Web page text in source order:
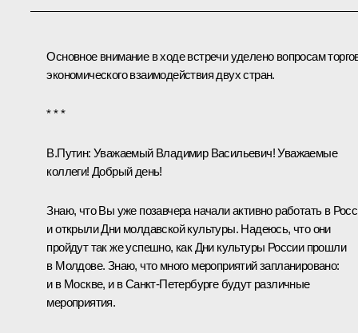
Основное внимание в ходе встречи уделено вопросам
экономического взаимодействия двух стран.
* * *
В.Путин: Уважаемый Владимир Васильевич! Уважаемые
коллеги! Добрый день!
Знаю, что Вы уже позавчера начали активно работать в
и открыли Дни молдавской культуры. Надеюсь, что они
пройдут так же успешно, как Дни культуры России прошли
в Молдове. Знаю, что много мероприятий запланировано:
и в Москве, и в Санкт-Петербурге будут различные
мероприятия.